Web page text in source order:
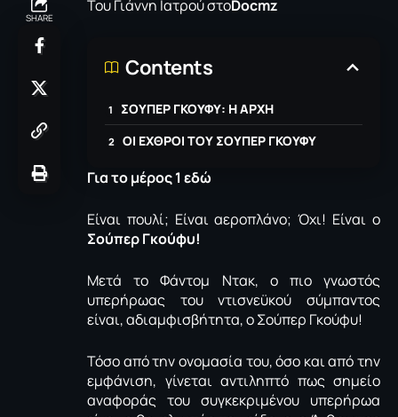
SHARE
Του Γιάννη Ιατρού στοDocmz
Contents
ΣΟΥΠΕΡ ΓΚΟΥΦΥ: Η ΑΡΧΗ
ΟΙ ΕΧΘΡΟΙ ΤΟΥ ΣΟΥΠΕΡ ΓΚΟΥΦΥ
Για το μέρος 1 εδώ
Είναι πουλί; Είναι αεροπλάνο; Όχι! Είναι ο
Σούπερ Γκούφυ!
Μετά το Φάντομ Ντακ, ο πιο γνωστός
υπερήρωας του ντισνεϋκού σύμπαντος
είναι, αδιαμφισβήτητα, ο Σούπερ Γκούφυ!
Τόσο από την ονομασία του, όσο και από την
εμφάνιση, γίνεται αντιληπτό πως σημείο
αναφοράς του συγκεκριμένου υπερήρωα